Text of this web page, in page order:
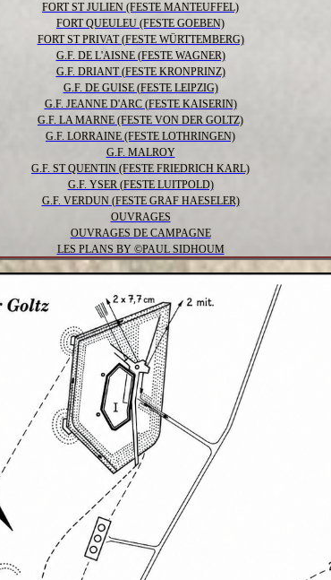
FORT ST JULIEN (FESTE MANTEUFFEL)
FORT QUEULEU (FESTE GOEBEN)
FORT ST PRIVAT (FESTE WÜRTTEMBERG)
G.F. DE L'AISNE (FESTE WAGNER)
G.F. DRIANT (FESTE KRONPRINZ)
G.F. DE GUISE (FESTE LEIPZIG)
G.F. JEANNE D'ARC (FESTE KAISERIN)
G.F. LA MARNE (FESTE VON DER GOLTZ)
G.F. LORRAINE (FESTE LOTHRINGEN)
G.F. MALROY
G.F. ST QUENTIN (FESTE FRIEDRICH KARL)
G.F. YSER (FESTE LUITPOLD)
G.F. VERDUN (FESTE GRAF HAESELER)
OUVRAGES
OUVRAGES DE CAMPAGNE
LES PLANS BY ©PAUL SIDHOUM